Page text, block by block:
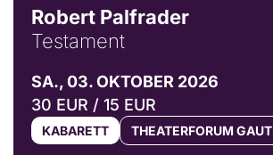
Robert Palfrader
Testament
SA., 03. OKTOBER 2026
30 EUR / 15 EUR
KABARETT THEATERFORUM